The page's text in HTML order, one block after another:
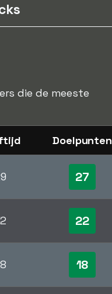
die de meeste
Doelpunten
27
22
18